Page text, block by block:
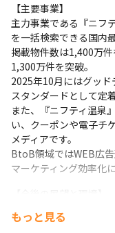
【主要事業】
主力事業である『ニフ
を一括検索できる国内
掲載物件数は1,400万
1,300万件を突破。
2025年10月にはグッ
スタンダードとして定
また、『ニフティ温泉
い、クーポンや電子チ
メディアです。
BtoB領域ではWEB広
マーケティング効率化
事業の拡大に加え、
もっと見る